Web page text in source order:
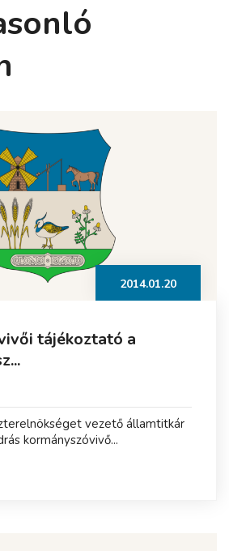
2014.01.20
tájékoztató a
vezető államtitkár
kormányszóvivő...